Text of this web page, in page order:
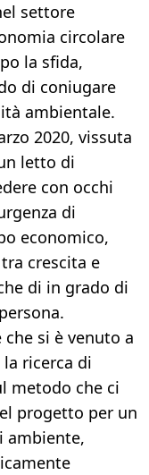
settore
circolare
la sfida,
di coniugare
ambientale.
2020, vissuta
letto di
con occhi
di
economico,
crescita e
di in grado di
si è venuto a
ricerca di
metodo che ci
progetto per un
ambiente,